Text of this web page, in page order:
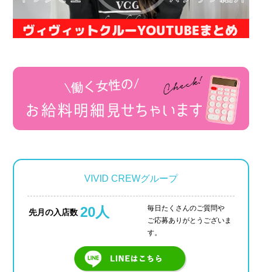
VIVID CREWグループ
先月の入店数 20人
毎日たくさんのご質問や
ご応募ありがとうございま
す。